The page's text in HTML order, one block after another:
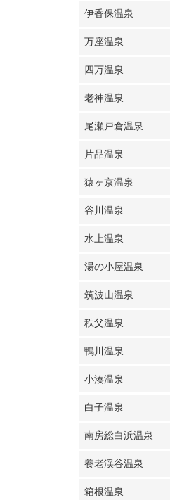
伊香保温泉
万座温泉
四万温泉
老神温泉
尾瀬戸倉温泉
片品温泉
猿ヶ京温泉
谷川温泉
水上温泉
湯の小屋温泉
筑波山温泉
秩父温泉
鴨川温泉
小湊温泉
白子温泉
南房総白浜温泉
養老渓谷温泉
箱根温泉